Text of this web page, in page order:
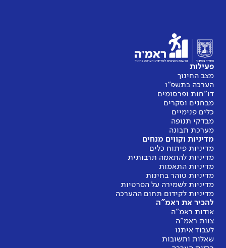
פעילות
מצב החינוך
הערכה בתשפ"ו
דו"חות ופרסומים
מבחנים וסקרים
כלים פנימיים
מבדקי תנופה
מערכת תבונה
מדיניות וקווים מנחים
מדיניות פיתוח כלים
מדיניות להתאמה תרבותית
מדיניות התאמות
מדיניות טוהר בחינות
מדיניות לשמירה על הפרטיות
מדיניות לקידום תחום ההערכה
להכיר את ראמ"ה
אודות ראמ"ה
צוות ראמ"ה
לעבוד איתנו
שאלות ותשובות